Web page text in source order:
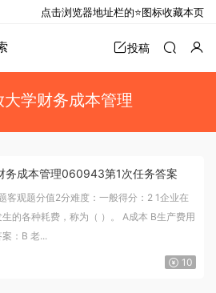
投稿
学财务成本管理
务成本管理060943第1次任务答案
客观题分值2分难度：一般得分：2 1企业在
的各种耗费，称为（ ）。 A成本 B生产费用
：B 老...
10
点击浏览器地址栏的⭐图标收藏本页